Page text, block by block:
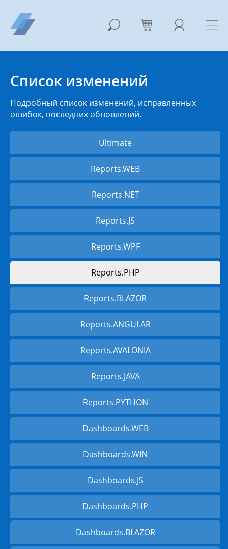
Список изменений
Подробный список изменений, исправленных
ошибок, последних обновлений.
Ultimate
Reports.WEB
Reports.NET
Reports.JS
Reports.WPF
Reports.PHP
Reports.BLAZOR
Reports.ANGULAR
Reports.AVALONIA
Reports.JAVA
Reports.PYTHON
Dashboards.WEB
Dashboards.WIN
Dashboards.JS
Dashboards.PHP
Dashboards.BLAZOR